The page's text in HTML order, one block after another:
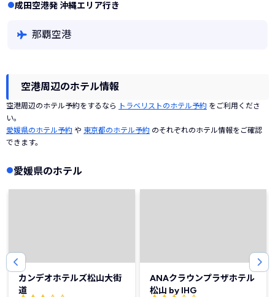
成田空港発 沖縄エリア行き
那覇空港
空港周辺のホテル情報
空港周辺のホテル予約をするなら トラベリストのホテル予約 をご利用くださ
い。
愛媛県のホテル予約 や 東京都のホテル予約 のそれぞれのホテル情報をご確認
できます。
愛媛県のホテル
カンデオホテルズ松山大街
道
ANAクラウンプラザホテル
松山 by IHG